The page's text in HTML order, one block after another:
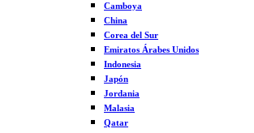
Camboya
China
Corea del Sur
Emiratos Árabes Unidos
Indonesia
Japón
Jordania
Malasia
Qatar